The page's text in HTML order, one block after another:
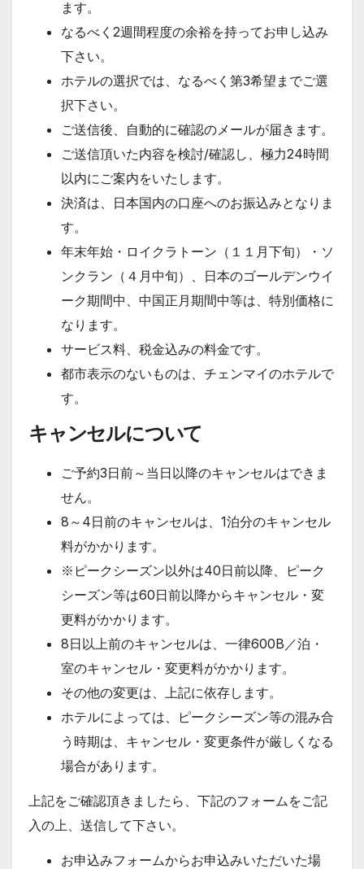
ます。
なるべく2週間程度の余裕を持ってお申し込み
下さい。
ホテルの選択では、なるべく第3希望までご選
択下さい。
ご送信後、自動的に確認のメールが届きます。
ご送信頂いた内容を検討/確認し、極力24時間
以内にご案内をいたします。
決済は、日本国内の口座へのお振込みとなりま
す。
年末年始・ロイクラトーン（１１月下旬）・ソ
ンクラン（４月中旬）、日本のゴールデンウイ
ーク期間中、中国正月期間中等は、特別価格に
なります。
サービス料、税金込みの料金です。
都市表示のないものは、チェンマイのホテルで
す。
キャンセルについて
ご予約3日前～当日以降のキャンセルはできま
せん。
8～4日前のキャンセルは、1泊分のキャンセル
料がかかります。
※ピークシーズン以外は40日前以降、ピーク
シーズン等は60日前以降からキャンセル・変
更料がかかります。
8日以上前のキャンセルは、一律600B／泊・
室のキャンセル・変更料がかかります。
その他の変更は、上記に依存します。
ホテルによっては、ピークシーズン等の混み合
う時期は、キャンセル・変更条件が厳しくなる
場合があります。
上記をご確認頂きましたら、下記のフォームをご記
入の上、送信して下さい。
お申込みフォームからお申込みいただいた場